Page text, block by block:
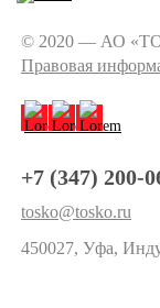
© 2020 — АО
Правовая
+7 (347) 200-
tosko@tosko.ru
450027, Уфа,